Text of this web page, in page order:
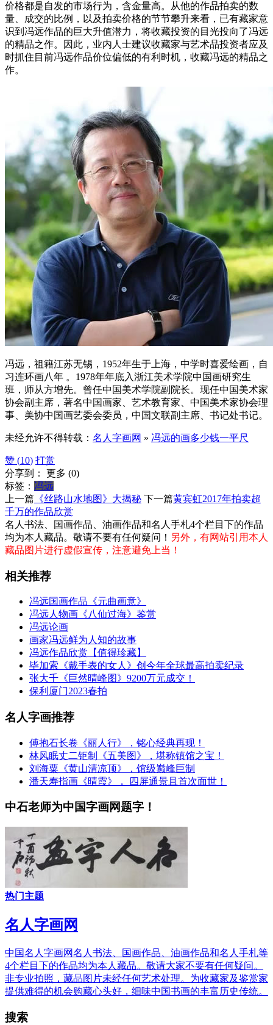
价格都是自发的市场行为，含金量高。从他的作品拍卖的数
量、成交的比例，以及拍卖价格的节节攀升来看，已有藏家意
识到冯远作品的巨大升值潜力，将收藏投资的目光投向了冯远
的精品之作。因此，业内人士建议收藏家与艺术品投资者应及
时抓住目前冯远作品价位偏低的有利时机，收藏冯远的精品之
作。
冯远，祖籍江苏无锡，1952年生于上海，中学时喜爱绘画，自
习连环画八年 。1978年年底入浙江美术学院中国画研究生
班，师从方增先。曾任中国美术学院副院长。现任中国美术家
协会副主席，著名中国画家、艺术教育家、中国美术家协会理
事、美协中国画艺委会委员，中国文联副主席、书记处书记。
未经允许不得转载： 名人字画网 » 冯远的画多少钱一平尺
赞 (10) 打赏
分享到： 更多 (0)
标签： 冯远
上一篇 《丝路山水地图》大揭秘 下一篇黄宾虹2017年拍卖超
千万的作品欣赏
名人书法、国画作品、油画作品和名人手札4个栏目下的作品
均为本人藏品。敬请不要有任何疑问！ 另外，有网站引用本人
藏品图片进行虚假宣传，注意避免上当！
相关推荐
冯远国画作品《元曲画意》
冯远人物画《八仙过海》鉴赏
冯远论画
画家冯远鲜为人知的故事
冯远作品欣赏【值得珍藏】
毕加索《戴手表的女人》创今年全球最高拍卖纪录
张大千《巨然晴峰图》9200万元成交！
保利厦门2023春拍
名人字画推荐
傅抱石长卷《丽人行》，铭心经典再现！
林风眠丈二钜制《五美图》，堪称镇馆之宝！
刘海粟《黄山清凉顶》，馆级巅峰巨制
潘天寿指画《晴霞》， 四屏通景且首次面世！
中石老师为中国字画网题字！
热门主题
名人字画网
中国名人字画网名人书法、国画作品、油画作品和名人手札等
4个栏目下的作品均为本人藏品。敬请大家不要有任何疑问。
非专业拍照，藏品图片未经任何艺术处理。为收藏家及鉴赏家
提供难得的机会购藏心头好，细味中国书画的丰富历史传统。
搜索